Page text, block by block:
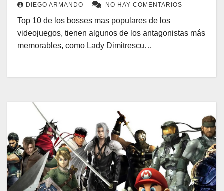
DIEGO ARMANDO NO HAY COMENTARIOS
Top 10 de los bosses mas populares de los
videojuegos, tienen algunos de los antagonistas más
memorables, como Lady Dimitrescu…